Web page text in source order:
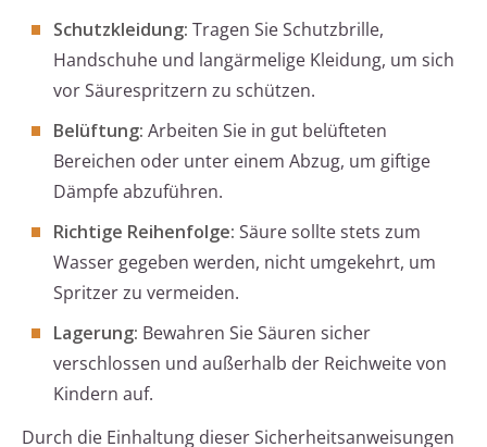
Schutzkleidung: Tragen Sie Schutzbrille,
Handschuhe und langärmelige Kleidung, um sich
vor Säurespritzern zu schützen.
Belüftung: Arbeiten Sie in gut belüfteten
Bereichen oder unter einem Abzug, um giftige
Dämpfe abzuführen.
Richtige Reihenfolge: Säure sollte stets zum
Wasser gegeben werden, nicht umgekehrt, um
Spritzer zu vermeiden.
Lagerung: Bewahren Sie Säuren sicher
verschlossen und außerhalb der Reichweite von
Kindern auf.
Durch die Einhaltung dieser Sicherheitsanweisungen